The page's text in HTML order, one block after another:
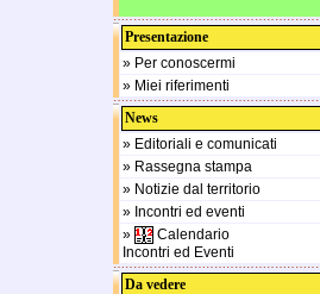
Presentazione
» Per conoscermi
» Miei riferimenti
News
» Editoriali e comunicati
» Rassegna stampa
» Notizie dal territorio
» Incontri ed eventi
»
Calendario
Incontri ed Eventi
Da vedere